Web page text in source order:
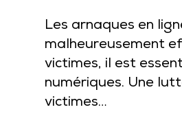
Les arnaques en
malheureusement
victimes, il est
numériques. Une
victimes…